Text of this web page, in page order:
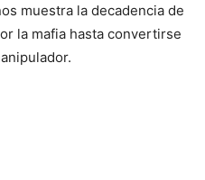
muestra la decadencia de
la mafia hasta convertirse